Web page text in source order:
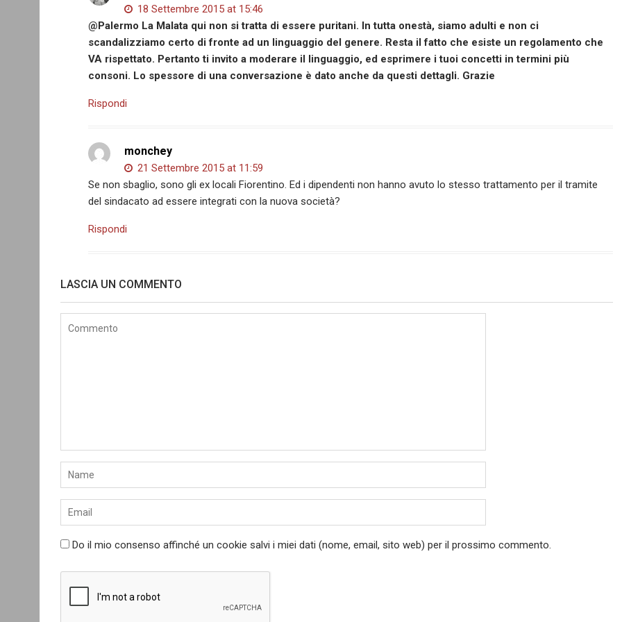
18 Settembre 2015 at 15:46
@Palermo La Malata qui non si tratta di essere puritani. In tutta onestà, siamo adulti e non ci
scandalizziamo certo di fronte ad un linguaggio del genere. Resta il fatto che esiste un regolamento che
VA rispettato. Pertanto ti invito a moderare il linguaggio, ed esprimere i tuoi concetti in termini più
consoni. Lo spessore di una conversazione è dato anche da questi dettagli. Grazie
Rispondi
monchey
21 Settembre 2015 at 11:59
Se non sbaglio, sono gli ex locali Fiorentino. Ed i dipendenti non hanno avuto lo stesso trattamento per il tramite
del sindacato ad essere integrati con la nuova società?
Rispondi
LASCIA UN COMMENTO
Do il mio consenso affinché un cookie salvi i miei dati (nome, email, sito web) per il prossimo commento.